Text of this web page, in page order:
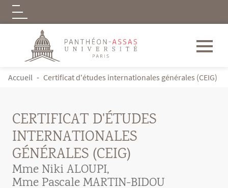
Aller au contenu principal
Logo
FIL D'ARIANE
Accueil Certificat d'études internationales générales (CEIG)
CERTIFICAT D'ÉTUDES
INTERNATIONALES
GÉNÉRALES (CEIG)
Mme Niki ALOUPI,
Mme Pascale MARTIN-BIDOU